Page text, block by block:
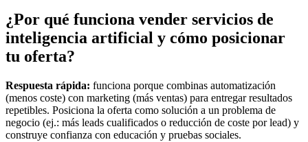
¿Por qué funciona vender servicios de
inteligencia artificial y cómo posicionar
tu oferta?
Respuesta rápida: funciona porque combinas automatización
(menos coste) con marketing (más ventas) para entregar resultados
repetibles. Posiciona la oferta como solución a un problema de
negocio (ej.: más leads cualificados o reducción de coste por lead) y
construye confianza con educación y pruebas sociales.